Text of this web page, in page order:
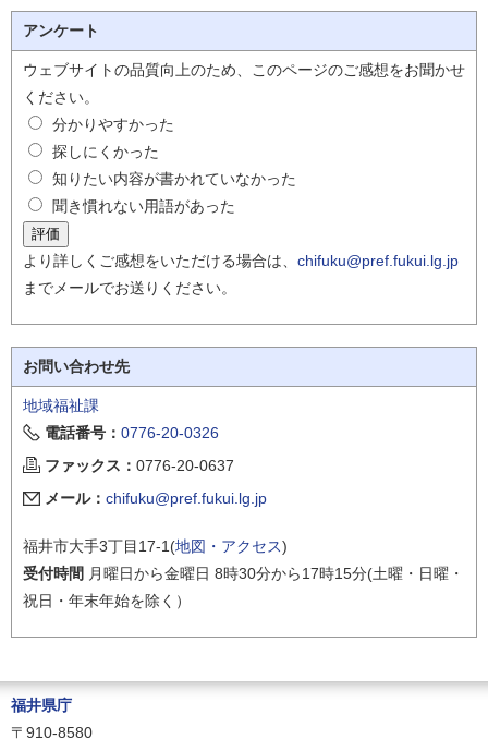
アンケート
ウェブサイトの品質向上のため、このページのご感想をお聞かせ
ください。
分かりやすかった
探しにくかった
知りたい内容が書かれていなかった
聞き慣れない用語があった
より詳しくご感想をいただける場合は、 chifuku@pref.fukui.lg.jp
までメールでお送りください。
お問い合わせ先
地域福祉課
電話番号： 0776-20-0326
ファックス： 0776-20-0637
メール： chifuku@pref.fukui.lg.jp
福井市大手3丁目17-1(地図・アクセス)
受付時間 月曜日から金曜日 8時30分から17時15分(土曜・日曜・
祝日・年末年始を除く）
福井県庁
〒910-8580